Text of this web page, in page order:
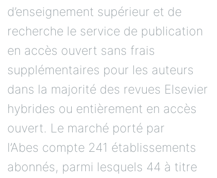
d’enseignement supérieur et de
recherche le service de publication
en accès ouvert sans frais
supplémentaires pour les auteurs
dans la majorité des revues Elsevier
hybrides ou entièrement en accès
ouvert. Le marché porté par
l’Abes compte 241 établissements
abonnés, parmi lesquels 44 à titre